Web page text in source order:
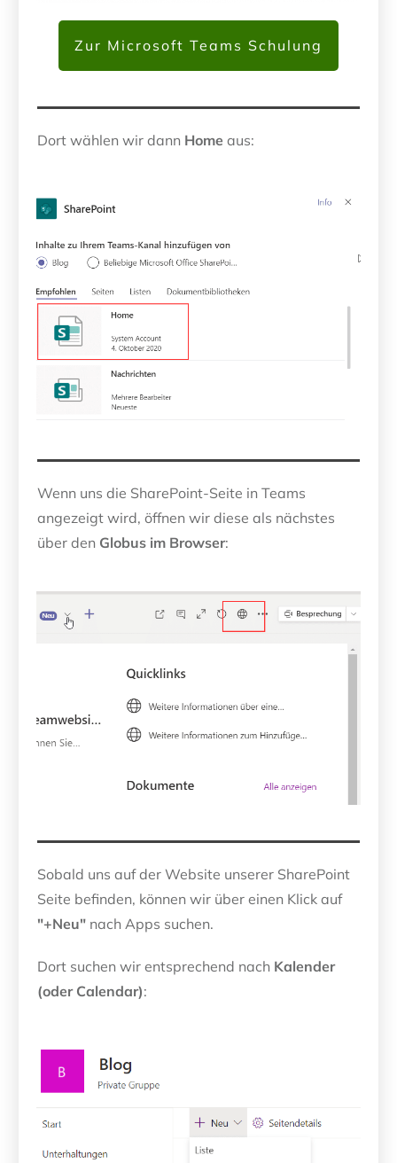
Zur Microsoft Teams Schulung
Dort wählen wir dann Home aus:
Wenn uns die SharePoint-Seite in Teams
angezeigt wird, öffnen wir diese als nächstes
über den Globus im Browser:
Sobald uns auf der Website unserer SharePoint
Seite befinden, können wir über einen Klick auf
"+Neu" nach Apps suchen.
Dort suchen wir entsprechend nach Kalender
(oder Calendar):